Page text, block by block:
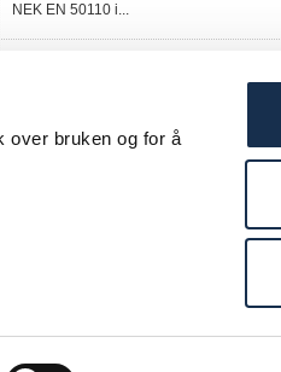
over bruken og for å
NEK EN 50110 i...
Normguiden. Dette er en veiledning til